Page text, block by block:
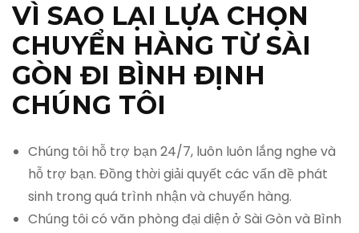
VÌ SAO LẠI LỰA CHỌN
CHUYỂN HÀNG TỪ SÀI
GÒN ĐI BÌNH ĐỊNH
CHÚNG TÔI
Chúng tôi hỗ trợ bạn 24/7, luôn luôn lắng nghe và
hỗ trợ bạn. Đồng thời giải quyết các vấn đề phát
sinh trong quá trình nhận và chuyển hàng.
Chúng tôi có văn phòng đại diện ở Sài Gòn và Bình